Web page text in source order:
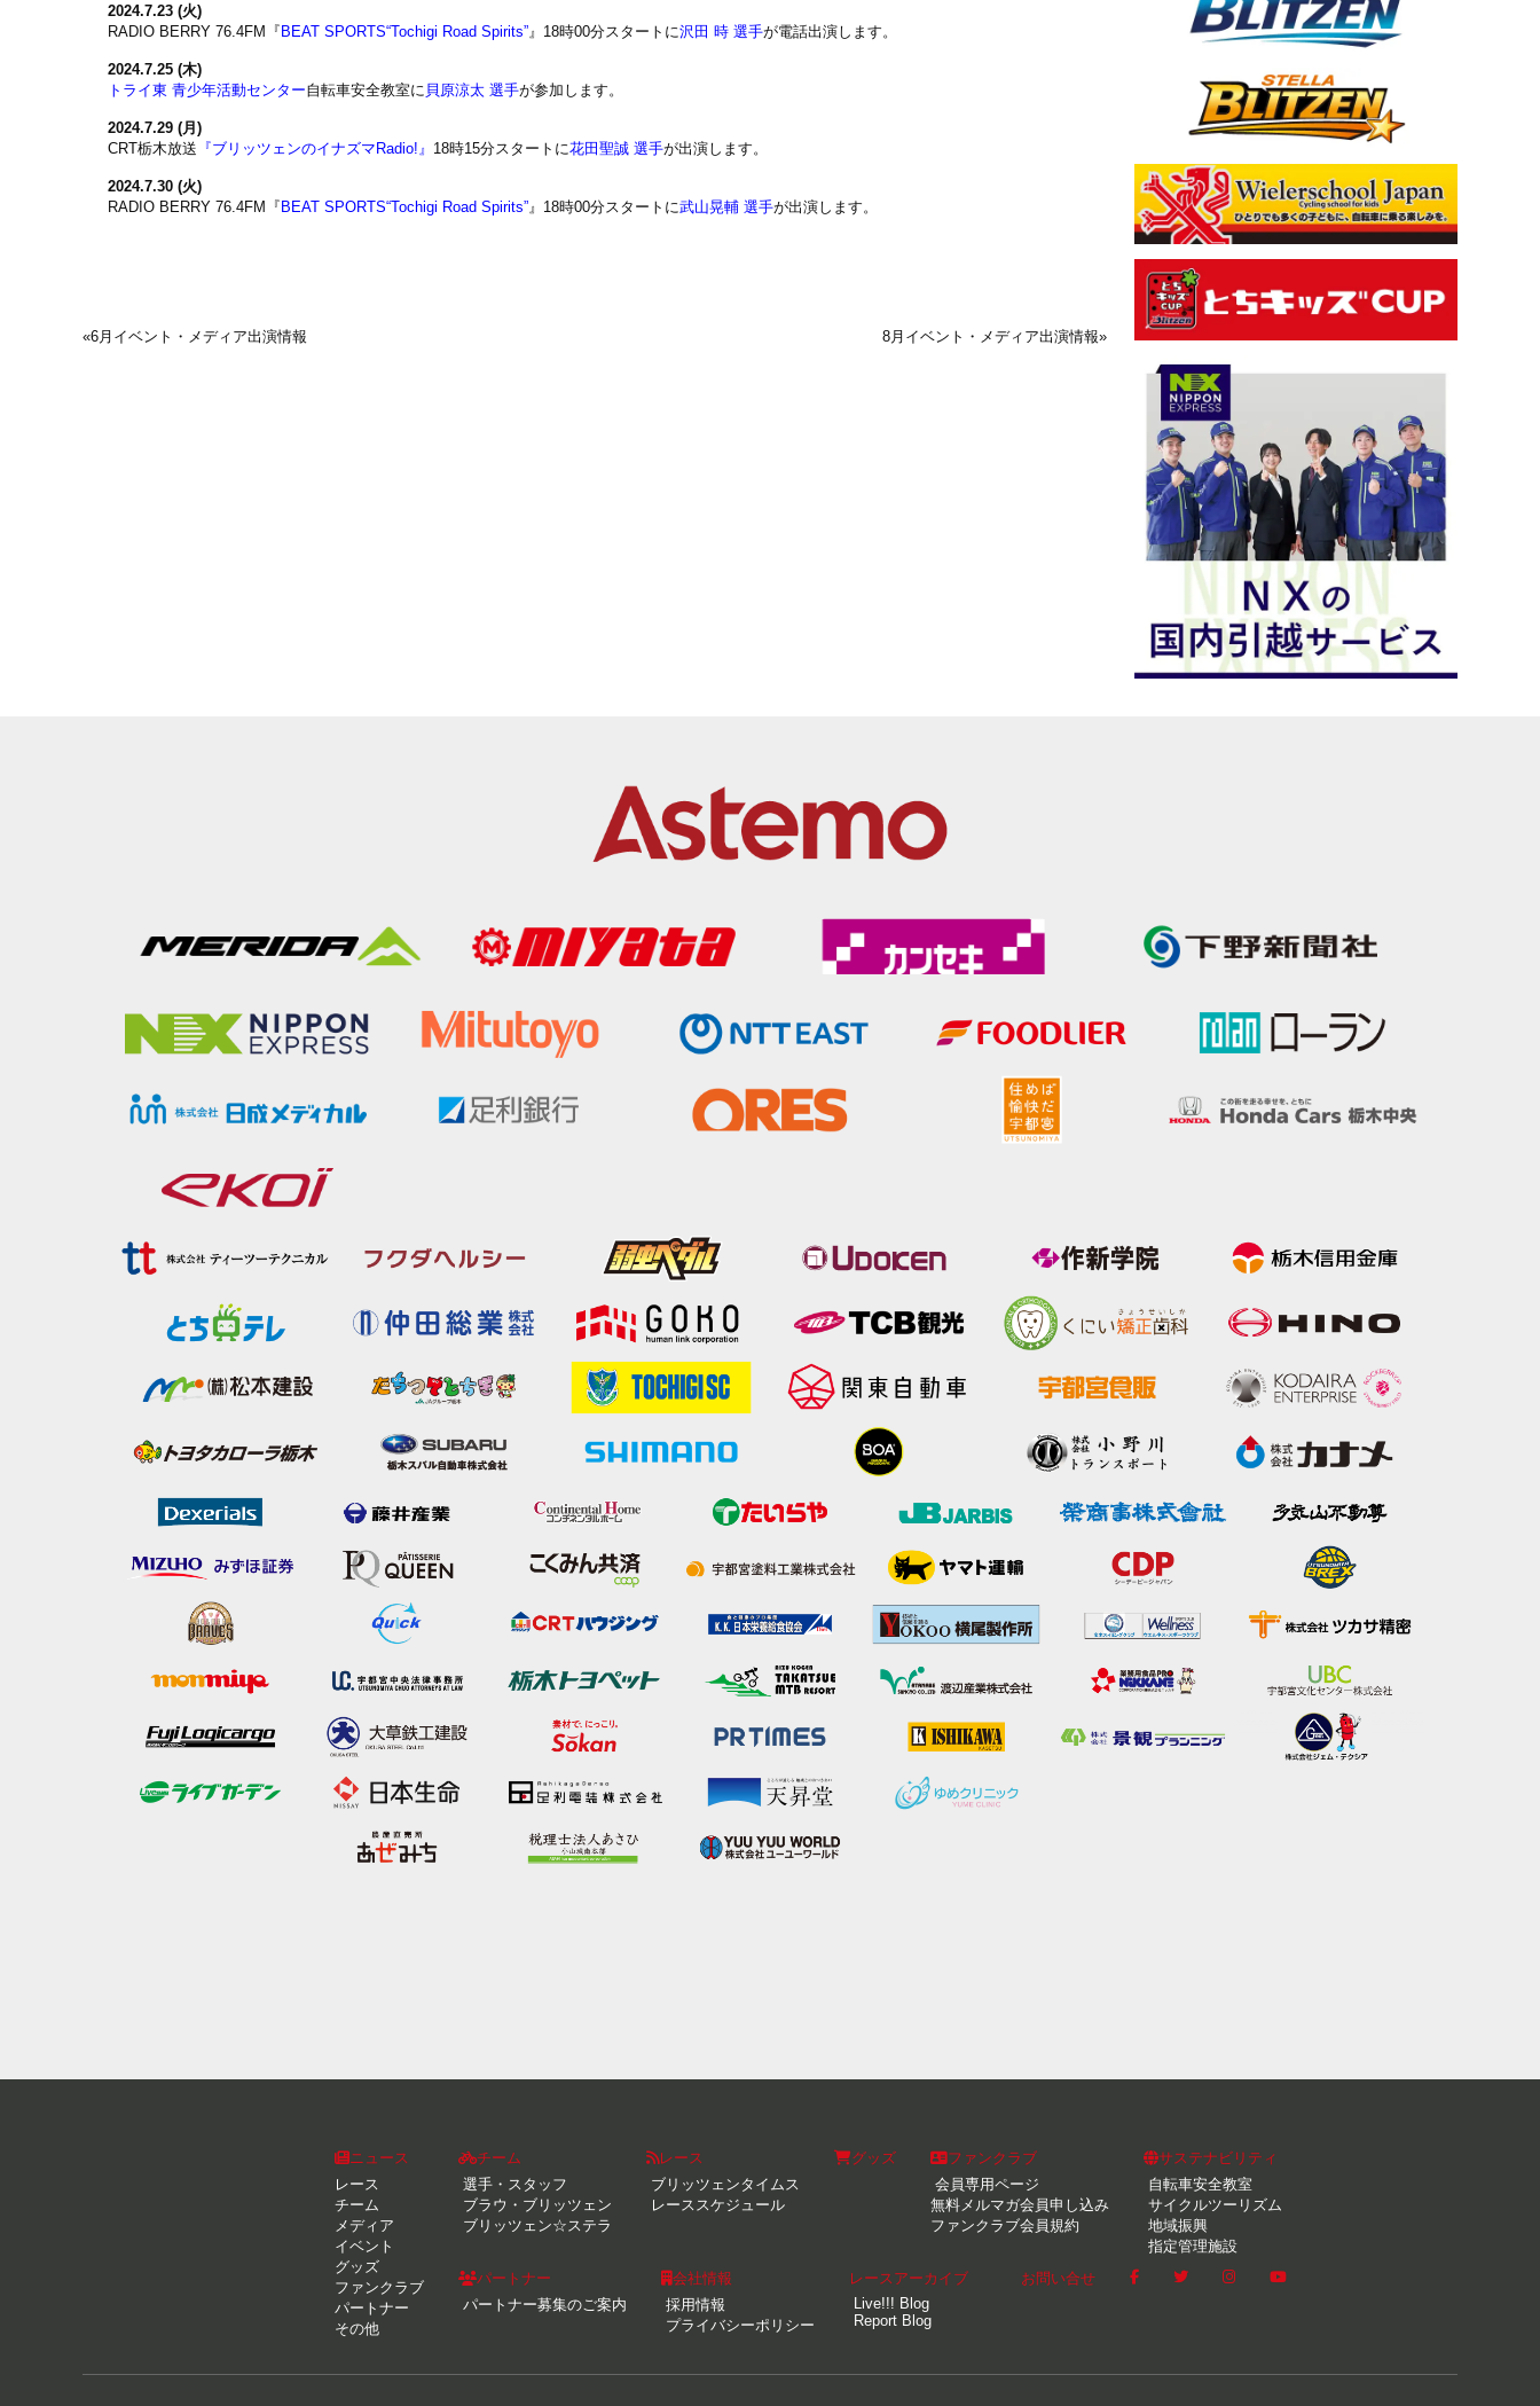
2024.7.23 (火)
RADIO BERRY 76.4FM『 BEAT SPORTS“Tochigi Road Spirits”』18時00分スタートに沢田 時 選手が電話出演します。
2024.7.25 (木)
トライ東 青少年活動センター自転車安全教室に 貝原涼太 選手が参加します。
2024.7.29 (月)
CRT栃木放送 『ブリッツェンのイナズマRadio!』 18時15分スタートに花田聖誠 選手が出演します。
2024.7.30 (火)
RADIO BERRY 76.4FM『 BEAT SPORTS“Tochigi Road Spirits”』18時00分スタートに武山晃輔 選手が出演します。
«6月イベント・メディア出演情報 8月イベント・メディア出演情報»
ニュース
レース
チーム
メディア
イベント
グッズ
ファンクラブ
パートナー
その他
チーム
選手・スタッフ
ブラウ・ブリッツェン
ブリッツェン☆ステラ
レース
ブリッツェンタイムス
レーススケジュール
グッズ
ファンクラブ
会員専用ページ
無料メルマガ会員申し込み
ファンクラブ会員規約
サステナビリティ
自転車安全教室
サイクルツーリズム
地域振興
指定管理施設
パートナー
パートナー募集のご案内
会社情報
採用情報
プライバシーポリシー
レースアーカイブ
Live!!! Blog
Report Blog
お問い合せ